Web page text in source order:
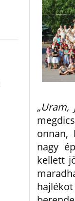
onnan,
nagy
kellett